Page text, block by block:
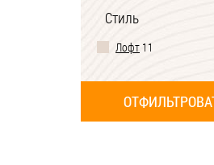
Стиль
Лофт 11